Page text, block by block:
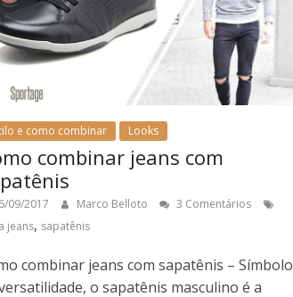
e como combinar Looks
combinar jeans com
09/2017 Marco Belloto
3 Comentários
jeans, sapatênis
combinar jeans com sapatênis – Símbolo
o sapatênis masculino é a